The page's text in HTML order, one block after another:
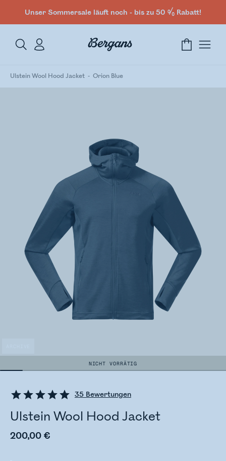
Unser Sommersale läuft noch - bis zu 50 % Rabatt!
Ulstein Wool Hood Jacket Orion Blue
NICHT VORRÄTIG
35 Bewertungen
Ulstein Wool Hood Jacket
200,00 €